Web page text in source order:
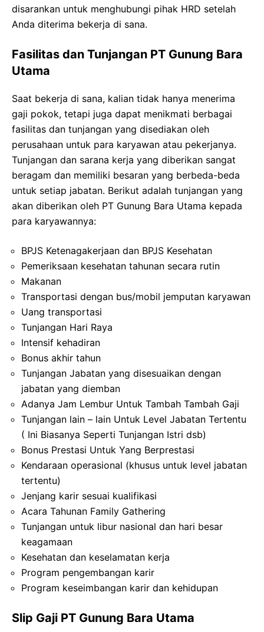
disarankan untuk menghubungi pihak HRD setelah
Anda diterima bekerja di sana.
Fasilitas dan Tunjangan PT Gunung Bara
Utama
Saat bekerja di sana, kalian tidak hanya menerima
gaji pokok, tetapi juga dapat menikmati berbagai
fasilitas dan tunjangan yang disediakan oleh
perusahaan untuk para karyawan atau pekerjanya.
Tunjangan dan sarana kerja yang diberikan sangat
beragam dan memiliki besaran yang berbeda-beda
untuk setiap jabatan. Berikut adalah tunjangan yang
akan diberikan oleh PT Gunung Bara Utama kepada
para karyawannya:
BPJS Ketenagakerjaan dan BPJS Kesehatan
Pemeriksaan kesehatan tahunan secara rutin
Makanan
Transportasi dengan bus/mobil jemputan karyawan
Uang transportasi
Tunjangan Hari Raya
Intensif kehadiran
Bonus akhir tahun
Tunjangan Jabatan yang disesuaikan dengan
jabatan yang diemban
Adanya Jam Lembur Untuk Tambah Tambah Gaji
Tunjangan lain – lain Untuk Level Jabatan Tertentu
( Ini Biasanya Seperti Tunjangan Istri dsb)
Bonus Prestasi Untuk Yang Berprestasi
Kendaraan operasional (khusus untuk level jabatan
tertentu)
Jenjang karir sesuai kualifikasi
Acara Tahunan Family Gathering
Tunjangan untuk libur nasional dan hari besar
keagamaan
Kesehatan dan keselamatan kerja
Program pengembangan karir
Program keseimbangan karir dan kehidupan
Slip Gaji PT Gunung Bara Utama